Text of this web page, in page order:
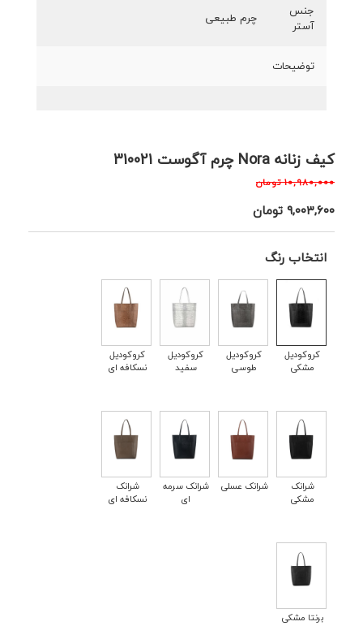
کیف زنانه Nora چرم آگوست 310021
۱۰,۹۸۰,۰۰۰ تومان
۹,۰۰۳,۶۰۰تومان
انتخاب رنگ
کروکودیل
مشکی
کروکودیل
طوسی
کروکودیل
سفید
کروکودیل
نسکافه ای
شرانک
مشکی
شرانک عسلی
شرانک سرمه
ای
شرانک
نسکافه ای
برنتا مشکی
جنس
آستر
چرم طبیعی
توضیحات